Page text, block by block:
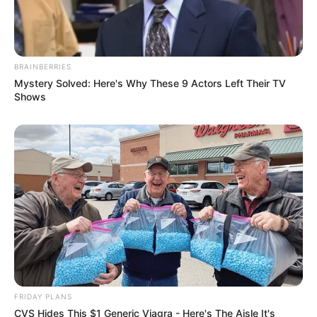
NEWSLETTER
Οι σημαντικότερες ειδήσεις κάθε πρωί.
ΕΓΓΡΑΦΉ
POPULAR TOPICS
Featured Τροχαίο Θεσσαλονίκη Φωτιά
Εύβοια
Κρήτη
Σύλληψη Πάτρα
Τέμπη
Παναθηναϊκά νέα σήμερα
Ληστεία
Καιρός
Κυριάκος Μητσοτάκης
Δολοφονία
Παναθηναϊκός
BRAINBERRIES
Mystery Solved: Here's Why These 9 Actors Left Their TV
Shows
FRIDAY PLANS
CVS Hides This $1 Generic Viagra - Here's The Aisle It's